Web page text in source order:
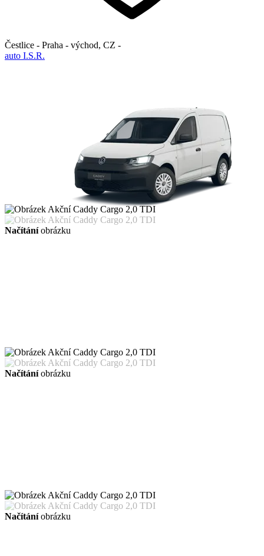
Čestlice - Praha - východ, CZ -
auto I.S.R.
Načítáníobrázku
Načítáníobrázku
Načítáníobrázku